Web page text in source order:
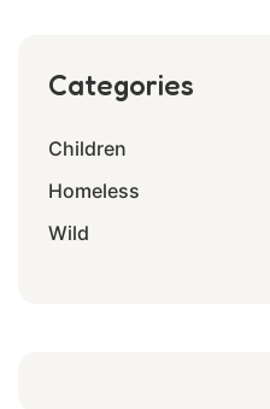
Categories
Children
Homeless
Wild